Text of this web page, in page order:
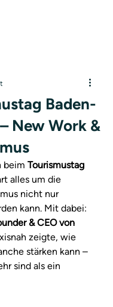
Baden-
New Work &
beim Tourismustag
alles um die
nicht nur
kann. Mit dabei:
& CEO von
zeigte, wie
stärken kann –
sind als ein